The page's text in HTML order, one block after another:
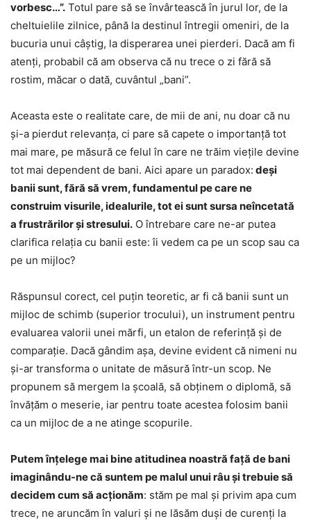
vorbesc…”. Totul pare să se învârtească în jurul lor, de la
cheltuielile zilnice, până la destinul întregii omeniri, de la
bucuria unui câștig, la disperarea unei pierderi. Dacă am fi
atenți, probabil că am observa că nu trece o zi fără să
rostim, măcar o dată, cuvântul „bani”.
Aceasta este o realitate care, de mii de ani, nu doar că nu
și-a pierdut relevanța, ci pare să capete o importanță tot
mai mare, pe măsură ce felul în care ne trăim viețile devine
tot mai dependent de bani. Aici apare un paradox: deși
banii sunt, fără să vrem, fundamentul pe care ne
construim visurile, idealurile, tot ei sunt sursa neîncetată
a frustrărilor și stresului. O întrebare care ne-ar putea
clarifica relația cu banii este: îi vedem ca pe un scop sau ca
pe un mijloc?
Răspunsul corect, cel puțin teoretic, ar fi că banii sunt un
mijloc de schimb (superior trocului), un instrument pentru
evaluarea valorii unei mărfi, un etalon de referință și de
comparație. Dacă gândim așa, devine evident că nimeni nu
și-ar transforma o unitate de măsură într-un scop. Ne
propunem să mergem la școală, să obținem o diplomă, să
învățăm o meserie, iar pentru toate acestea folosim banii
ca un mijloc de a ne atinge scopurile.
Putem înțelege mai bine atitudinea noastră față de bani
imaginându-ne că suntem pe malul unui râu și trebuie să
decidem cum să acționăm: stăm pe mal și privim apa cum
trece, ne aruncăm în valuri și ne lăsăm duși de curenți la